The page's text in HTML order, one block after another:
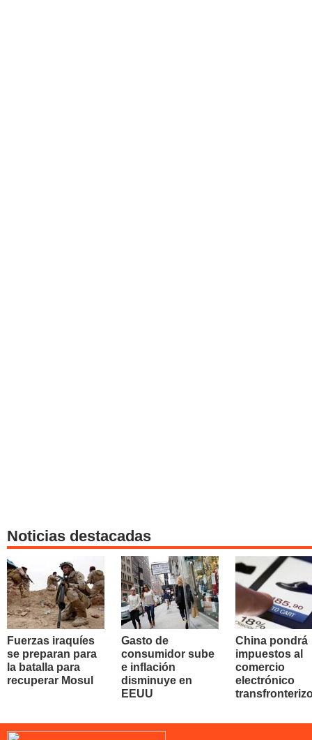
Noticias destacadas
Fuerzas iraquíes
se preparan para
la batalla para
recuperar Mosul
Gasto de
consumidor sube
e inflación
disminuye en
EEUU
China pondrá
impuestos al
comercio
electrónico